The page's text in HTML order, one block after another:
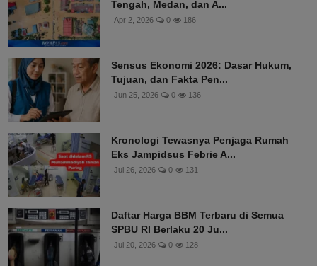
Tengah, Medan, dan A...
Apr 2, 2026 0 186
Sensus Ekonomi 2026: Dasar Hukum,
Tujuan, dan Fakta Pen...
Jun 25, 2026 0 136
Kronologi Tewasnya Penjaga Rumah
Eks Jampidsus Febrie A...
Jul 26, 2026 0 131
Daftar Harga BBM Terbaru di Semua
SPBU RI Berlaku 20 Ju...
Jul 20, 2026 0 128